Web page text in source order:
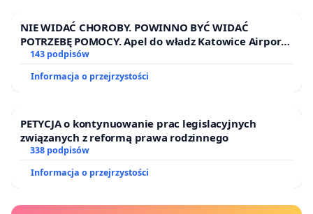
NIE WIDAĆ CHOROBY. POWINNO BYĆ WIDAĆ
POTRZEBĘ POMOCY. Apel do władz Katowice Airport
o przystąpienie do programu HIDDEN DISABILITIES
SUNFLOWER – SŁONECZNIK – UKRYTE
NIEPEŁNOSPRAWNOŚCI
143 podpisów
Informacja o przejrzystości
PETYCJA o kontynuowanie prac legislacyjnych
związanych z reformą prawa rodzinnego
338 podpisów
Informacja o przejrzystości